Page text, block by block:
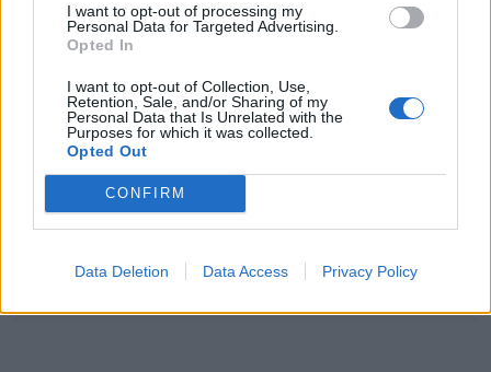
I want to opt-out of processing my
Personal Data for Targeted Advertising.
Opted In
I want to opt-out of Collection, Use,
Retention, Sale, and/or Sharing of my
Personal Data that Is Unrelated with the
Purposes for which it was collected.
Opted Out
CONFIRM
Data Deletion Data Access Privacy Policy
MG-39619
Kategórie: Nábytkové úchytky
Farba:
Obsah balenia: